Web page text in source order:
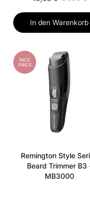
In den Warenkorb
NICE
PRICE
Remington Style
Beard Trimmer B3
MB3000